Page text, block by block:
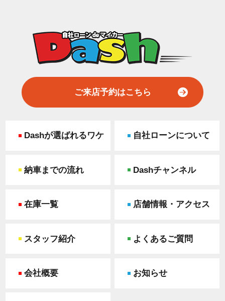
ご来店予約はこちら
Dashが選ばれるワケ 自社ローンについて
納車までの流れ Dashチャンネル
在庫一覧 店舗情報・アクセス
スタッフ紹介 よくあるご質問
会社概要 お知らせ